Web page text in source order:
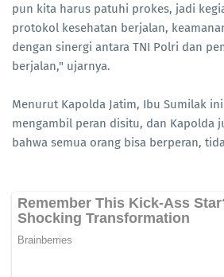
pun kita harus patuhi prokes, jadi
protokol kesehatan berjalan,
dengan sinergi antara TNI Polri dan
berjalan," ujarnya.
Menurut Kapolda Jatim, Ibu Sumilak
mengambil peran disitu, dan Kapolda
bahwa semua orang bisa berperan,